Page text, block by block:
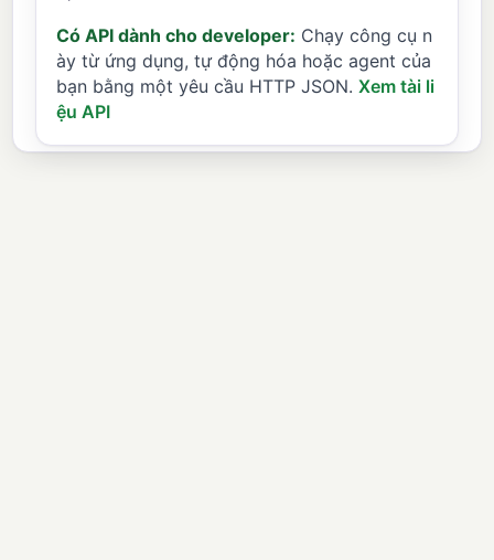
Có API dành cho developer: Chạy công cụ n
ày từ ứng dụng, tự động hóa hoặc agent của
bạn bằng một yêu cầu HTTP JSON. Xem tài li
ệu API